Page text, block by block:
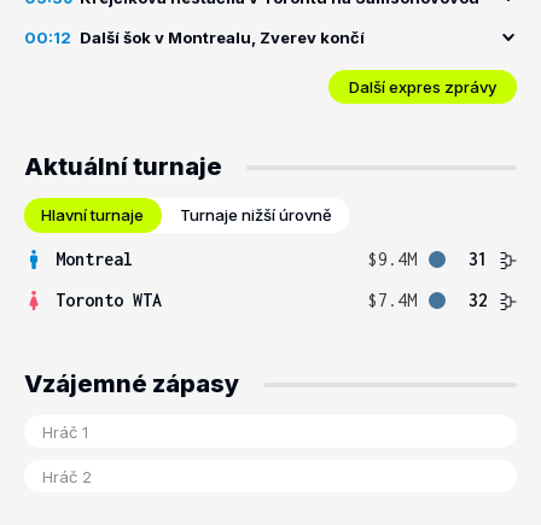
00:12 Další šok v Montrealu, Zverev končí
Další expres zprávy
Aktuální turnaje
Hlavní turnaje Turnaje nižší úrovně
Montreal $9.4M
31
Toronto WTA
$7.4M 32
Vzájemné zápasy